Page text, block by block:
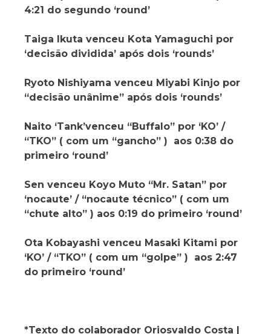
4:21 do segundo ‘round’
Taiga Ikuta venceu Kota Yamaguchi por
‘decisão dividida’ após dois ‘rounds’
Ryoto Nishiyama venceu Miyabi Kinjo por
“decisão unânime” após dois ‘rounds’
Naito ‘Tank’venceu “Buffalo” por ‘KO’ /
“TKO” ( com um “gancho” ) aos 0:38 do
primeiro ‘round’
Sen venceu Koyo Muto “Mr. Satan” por
‘nocaute’ / “nocaute técnico” ( com um
“chute alto” ) aos 0:19 do primeiro ‘round’
Ota Kobayashi venceu Masaki Kitami por
‘KO’ / “TKO” ( com um “golpe” ) aos 2:47
do primeiro ‘round’
*Texto do colaborador Oriosvaldo Costa |